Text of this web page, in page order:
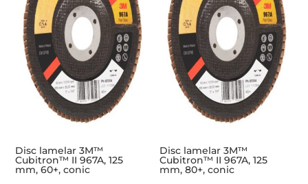
Disc lamelar 3M™
Cubitron™ II 967A, 125
mm, 60+, conic
Disc lamelar 3M™
Cubitron™ II 967A, 125
mm, 80+, conic